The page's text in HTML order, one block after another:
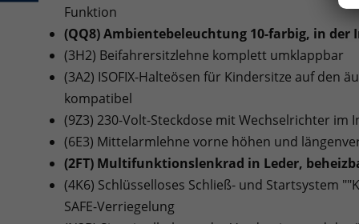
Funktion
(QQ8) Ambientebeleuchtung 10-farbig, in
(3H2) Beifahrersitzlehne komplett umklappbar
(3A2) ISOFIX-Halteösen für Kindersitze auf den
kompatibel
(9Z3) 230-Volt-Steckdose mit Wechselrichter im
(6E3) Mittelarmlehne vorne höhen und
(2FT) Multifunktionslenkrad in Leder,
(4K6) Schlüsselloses Schließ- und Startsystem
SAFE-Verriegelung